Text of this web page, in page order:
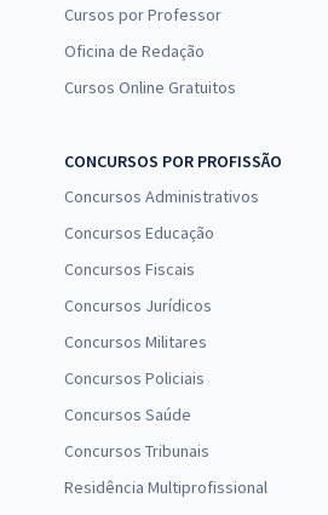
Cursos por Professor
Oficina de Redação
Cursos Online Gratuitos
CONCURSOS POR PROFISSÃO
Concursos Administrativos
Concursos Educação
Concursos Fiscais
Concursos Jurídicos
Concursos Militares
Concursos Policiais
Concursos Saúde
Concursos Tribunais
Residência Multiprofissional